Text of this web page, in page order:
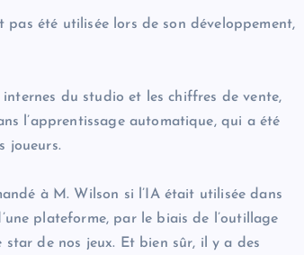
pas été utilisée lors de son développement,
du studio et les chiffres de vente,
l’apprentissage automatique, qui a été
joueurs.
à M. Wilson si l’IA était utilisée dans
plateforme, par le biais de l’outillage
de nos jeux. Et bien sûr, il y a des